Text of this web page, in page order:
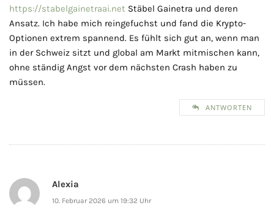
https://stabelgainetraai.net Stäbel Gainetra und deren
Ansatz. Ich habe mich reingefuchst und fand die Krypto-
Optionen extrem spannend. Es fühlt sich gut an, wenn man
in der Schweiz sitzt und global am Markt mitmischen kann,
ohne ständig Angst vor dem nächsten Crash haben zu
müssen.
ANTWORTEN
Alexia
10. Februar 2026 um 19:32 Uhr